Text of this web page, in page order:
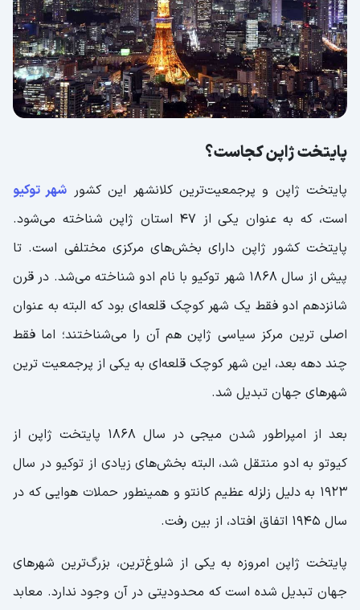
پایتخت ژاپن کجاست؟
پایتخت ژاپن و پرجمعیت‌ترین کلانشهر این کشور شهر توکیو
است، که به عنوان یکی از ۴۷ استان ژاپن شناخته می‌شود.
پایتخت کشور ژاپن دارای بخش‌های مرکزی مختلفی است. تا
پیش از سال ۱۸۶۸ شهر توکیو با نام ادو شناخته می‌شد. در قرن
شانزدهم ادو فقط یک شهر کوچک قلعه‌ای بود که البته به عنوان
اصلی ترین مرکز سیاسی ژاپن هم آن را می‌شناختند؛ اما فقط
چند دهه بعد، این شهر کوچک قلعه‌ای به یکی از پرجمعیت ترین
شهرهای جهان تبدیل شد.
بعد از امپراطور شدن میجی در سال ۱۸۶۸ پایتخت ژاپن از
کیوتو به ادو منتقل شد، البته بخش‌های زیادی از توکیو در سال
۱۹۲۳ به دلیل زلزله عظیم کانتو و همینطور حملات هوایی که در
سال ۱۹۴۵ اتفاق افتاد، از بین رفت.
پایتخت ژاپن امروزه به یکی از شلوغ‌ترین، بزرگ‌ترین شهرهای
جهان تبدیل شده است که محدودیتی در آن وجود ندارد. معابد